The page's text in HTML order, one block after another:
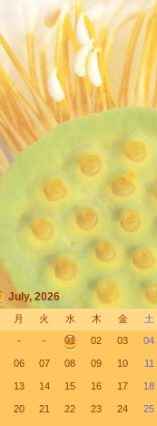
July, 2026
月 火 水 木 金
土
- - 01 02 03 04
06 07 08 09 10 11
13 14 15 16 17 18
20 21 22 23 24 25